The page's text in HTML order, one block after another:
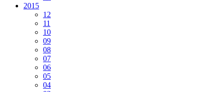
2015
12
11
10
09
08
07
06
05
04